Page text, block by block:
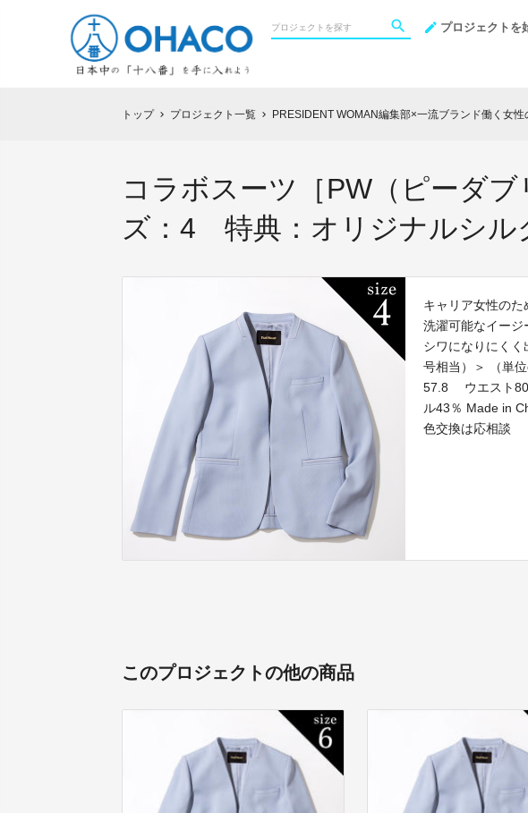
プロジェクトを
トップ chevron_right プロジェクト一覧 chevron_right PRESIDENT WOMAN編集部×一流ブランド働く女
コラボスーツ［PW（ピーダ
ズ：4 特典：オリジナルシル
キャリア女性の
洗濯可能なイージ
シワになりにく
号相当）＞ （
57.8 ウエスト80
ル43％ Made in
色交換は応相談
このプロジェクトの他の商品